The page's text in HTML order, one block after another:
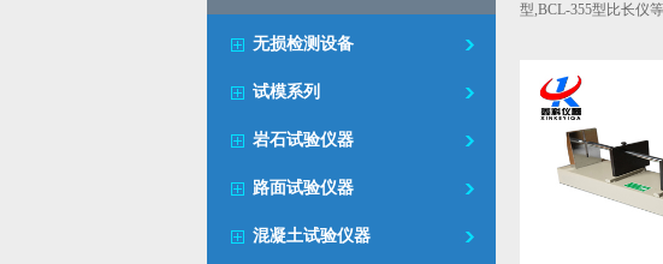
无损检测设备
试模系列
岩石试验仪器
路面试验仪器
混凝土试验仪器
型,BCL-355型比长仪